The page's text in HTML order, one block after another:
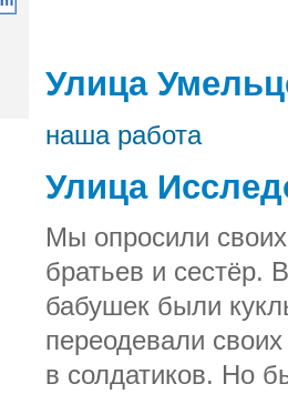
Улица
наша работа
Улица
Мы опросили
братьев и сестёр.
бабушек были
переодевали
в солдатиков. Но